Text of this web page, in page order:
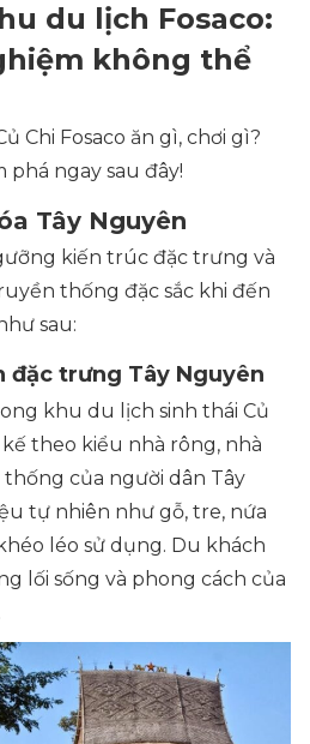
du lịch Fosaco:
không thể
Chi Fosaco ăn gì, chơi gì?
phá ngay sau đây!
Tây Nguyên
kiến trúc đặc trưng và
thống đặc sắc khi đến
sau:
đặc trưng Tây Nguyên
khu du lịch sinh thái Củ
theo kiểu nhà rông, nhà
của người dân Tây
tự nhiên như gỗ, tre, nứa
léo sử dụng. Du khách
lối sống và phong cách của